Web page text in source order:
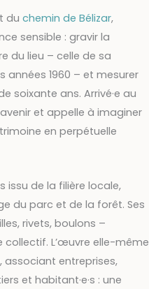
du chemin de Bélizar,
sensible : gravir la
du lieu – celle de sa
années 1960 – et mesurer
soixante ans. Arrivé·e au
et appelle à imaginer
en perpétuelle
issu de la filière locale,
du parc et de la forêt. Ses
rivets, boulons –
L’œuvre elle-même
associant entreprises,
et habitant·e·s : une